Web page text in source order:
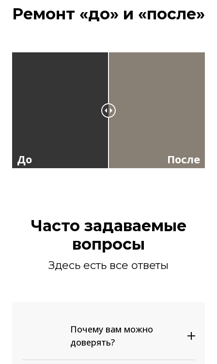
Ремонт «до» и «после»
До После
Часто задаваемые
вопросы
Здесь есть все ответы
Почему вам можно
доверять?